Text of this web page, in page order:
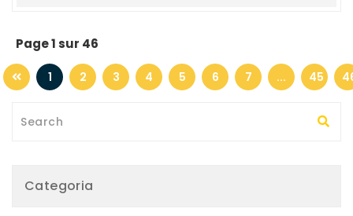
Page 1 sur 46
1 2 3 4 5 6 7 ... 45
Categoria